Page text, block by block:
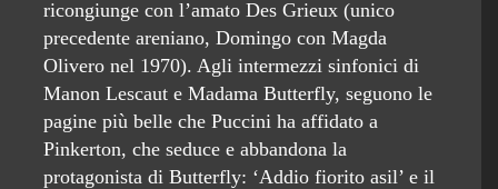
ricongiunge con l’amato Des Grieux (unico
precedente areniano, Domingo con Magda
Olivero nel 1970). Agli intermezzi sinfonici di
Manon Lescaut e Madama Butterfly, seguono le
pagine più belle che Puccini ha affidato a
Pinkerton, che seduce e abbandona la
protagonista di Butterfly: ‘Addio fiorito asil’ e il